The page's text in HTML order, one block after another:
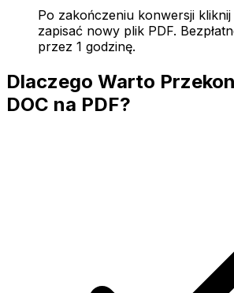
Po zakończeniu konwersji
zapisać nowy plik PDF.
przez 1 godzinę.
Dlaczego Warto
DOC na PDF?